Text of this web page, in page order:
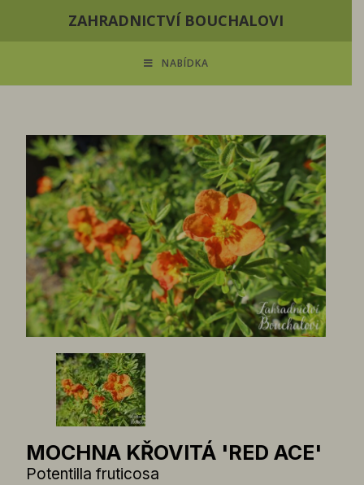
ZAHRADNICTVÍ BOUCHALOVI
NABÍDKA
MOCHNA KŘOVITÁ 'RED ACE'
Potentilla fruticosa